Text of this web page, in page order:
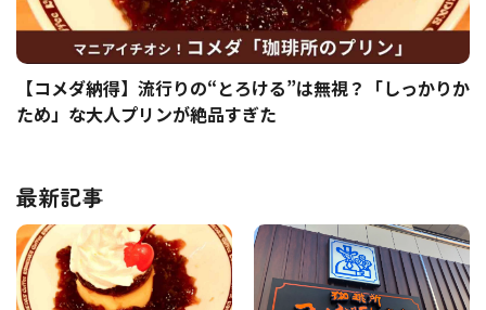
【コメダ納得】流行りの“とろける”は無視？「しっかりか
ため」な大人プリンが絶品すぎた
最新記事